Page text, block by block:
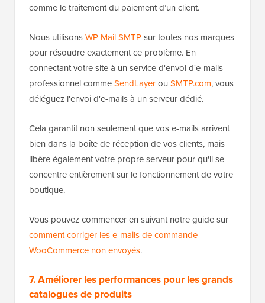
comme le traitement du paiement d’un client.
Nous utilisonsWP Mail SMTPsur toutes nos marques
pour résoudre exactement ce problème. En
connectant votre site à un service d'envoi d'e-mails
professionnel commeSendLayerou SMTP.com, vous
déléguez l'envoi d'e-mails à un serveur dédié.
Cela garantit non seulement que vos e-mails arrivent
bien dans la boîte de réception de vos clients, mais
libère également votre propre serveur pour qu'il se
concentre entièrement sur le fonctionnement de votre
boutique.
Vous pouvez commencer en suivant notre guide sur
comment corriger les e-mails de commande
WooCommerce non envoyés.
7. Améliorer les performances pour les grands
catalogues de produits